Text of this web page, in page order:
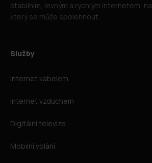
stabilním, levným a rychlým internetem, na
který se může spolehnout.
Služby
Internet kabelem
Internet vzduchem
Digitální televize
Mobilní volání